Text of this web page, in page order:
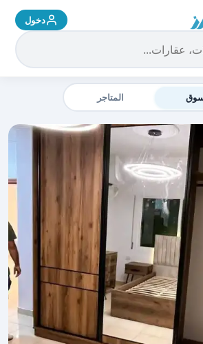
دخول
المتاجر